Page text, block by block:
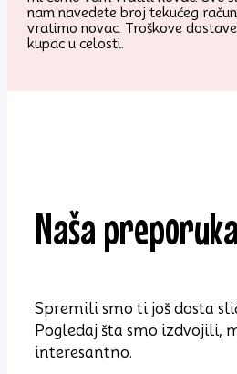
nam navedete broj tekućeg
vratimo novac. Troškove
kupac u celosti.
Naša preporuka
Spremili smo ti još dosta
Pogledaj šta smo izdvojili,
interesantno.